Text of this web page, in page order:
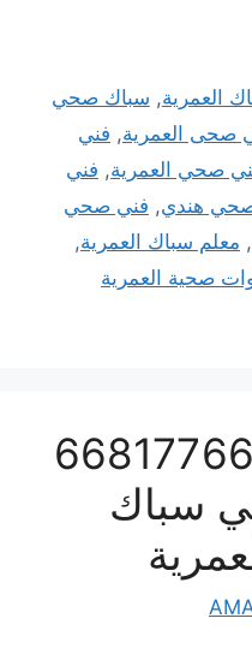
العمرية, سباك صحي
صحى العمرية, فني
صحي العمرية, فني
هندي, فني صحي
, معلم سباك العمرية,
صحية العمرية
سباك العمرية 66817766
سباك